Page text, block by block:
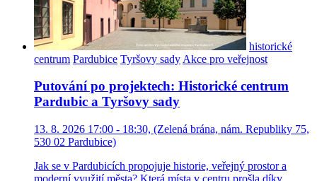
historické
centrum Pardubice Tyršovy sady Akce pro veřejnost
Putování po projektech: Historické centrum
Pardubic a Tyršovy sady
13. 8. 2026 17:00 - 18:30, (Zelená brána, nám. Republiky 75,
530 02 Pardubice)
Jak se v Pardubicích propojuje historie, veřejný prostor a